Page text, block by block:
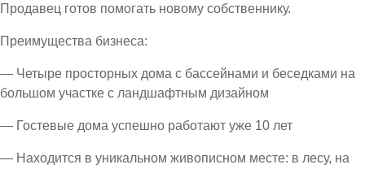
Продавец готов помогать новому собственнику.
Преимущества бизнеса:
— Четыре просторных дома с бассейнами и беседками на
большом участке с ландшафтным дизайном
— Гостевые дома успешно работают уже 10 лет
— Находится в уникальном живописном месте: в лесу, на